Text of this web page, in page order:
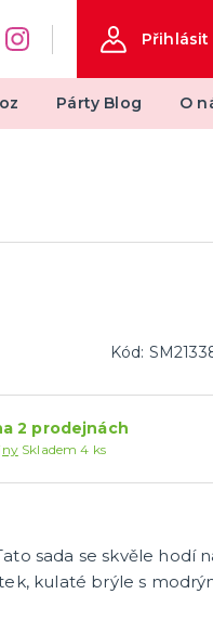
Přihlásit
Párty Blog O
Kód:
2 prodejnách
Skladem 4 ks
sada se skvěle hodí
kulaté brýle s